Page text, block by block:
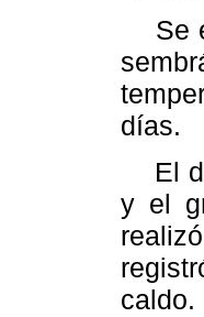
Se
días.
El
y el
caldo.